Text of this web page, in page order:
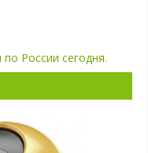
России сегодня.